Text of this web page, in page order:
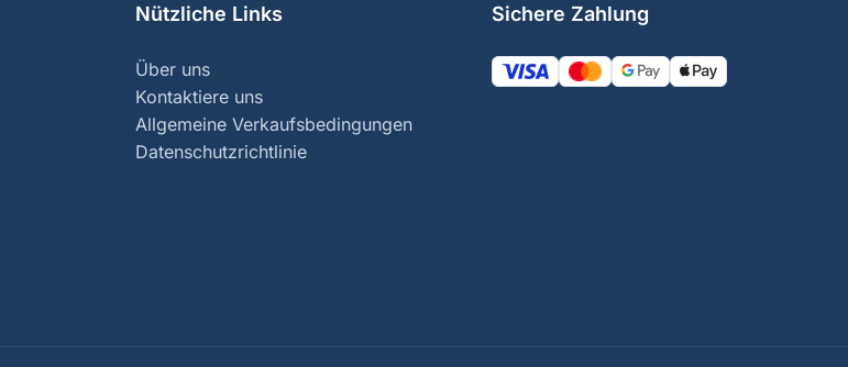
Nützliche Links
Über uns
Kontaktiere uns
Allgemeine Verkaufsbedingungen
Datenschutzrichtlinie
Sichere Zahlung